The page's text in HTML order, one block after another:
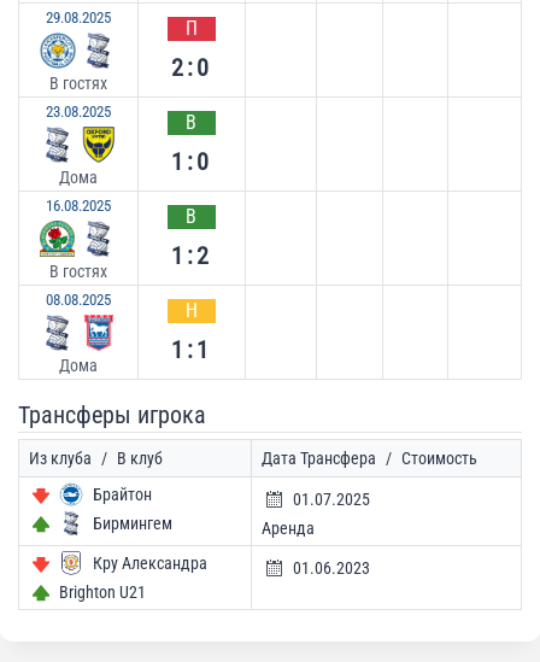
29.08.2025
В гостях
П
2:0
23.08.2025
Дома
В
1:0
16.08.2025
В гостях
В
1:2
08.08.2025
Дома
Н
1:1
Трансферы игрока
Из клуба / В клуб Дата Трансфера / Стоимость
Брайтон
Бирмингем
01.07.2025
Аренда
Кру Александра
Brighton U21
01.06.2023